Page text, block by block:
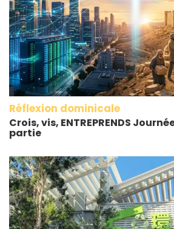
Réflexion dominicale
Crois, vis, ENTREPRENDS
partie